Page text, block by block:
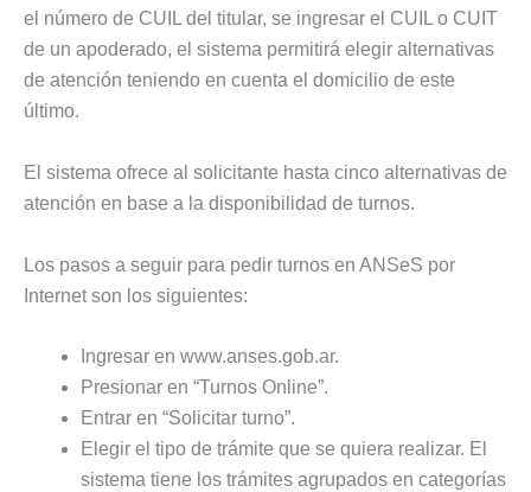
el número de CUIL del titular, se ingresar el CUIL o CUIT
de un apoderado, el sistema permitirá elegir alternativas
de atención teniendo en cuenta el domicilio de este
último.
El sistema ofrece al solicitante hasta cinco alternativas de
atención en base a la disponibilidad de turnos.
Los pasos a seguir para pedir turnos en ANSeS por
Internet son los siguientes:
Ingresar en www.anses.gob.ar.
Presionar en “Turnos Online”.
Entrar en “Solicitar turno”.
Elegir el tipo de trámite que se quiera realizar. El
sistema tiene los trámites agrupados en categorías